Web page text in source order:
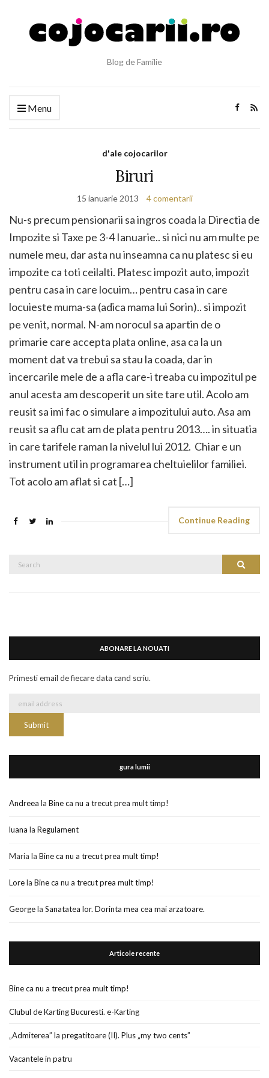
Blog de Familie
Menu
d'ale cojocarilor
Biruri
15 ianuarie 2013 4 comentarii
Nu-s precum pensionarii sa ingros coada la Directia de
Impozite si Taxe pe 3-4 Ianuarie.. si nici nu am multe pe
numele meu, dar asta nu inseamna ca nu platesc si eu
impozite ca toti ceilalti. Platesc impozit auto, impozit
pentru casa in care locuim… pentru casa in care
locuieste muma-sa (adica mama lui Sorin).. si impozit
pe venit, normal. N-am norocul sa apartin de o
primarie care accepta plata online, asa ca la un
moment dat va trebui sa stau la coada, dar in
incercarile mele de a afla care-i treaba cu impozitul pe
anul acesta am descoperit un site tare util. Acolo am
reusit sa imi fac o simulare a impozitului auto. Asa am
reusit sa aflu cat am de plata pentru 2013…. in situatia
in care tarifele raman la nivelul lui 2012. Chiar e un
instrument util in programarea cheltuielilor familiei.
Tot acolo am aflat si cat […]
Continue Reading
Search
ABONARE LA NOUATI
Primesti email de fiecare data cand scriu.
gura lumii
Andreea la Bine ca nu a trecut prea mult timp!
luana la Regulament
Maria la Bine ca nu a trecut prea mult timp!
Lorela Bine ca nu a trecut prea mult timp!
Georgela Sanatatea lor. Dorinta mea cea mai arzatoare.
Articole recente
Bine ca nu a trecut prea mult timp!
Clubul de Karting Bucuresti. e-Karting
„Admiterea” la pregatitoare (II). Plus „my two cents”
Vacantele in patru